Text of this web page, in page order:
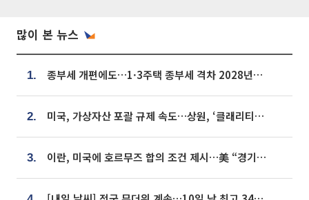
많이 본 뉴스
1. 종부세 개편에도…1·3주택 종부세 격차 2028년부터 확대
2. 미국, 가상자산 포괄 규제 속도…상원, ‘클래리티법’ 9월 절차투표 추진
3. 이란, 미국에 호르무즈 합의 조건 제시…美 “경기 아직 안 끝나” [종합]